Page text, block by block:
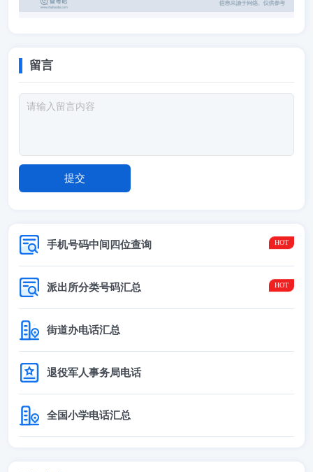
留言
手机号码中间四位查询
派出所分类号码汇总
街道办电话汇总
退役军人事务局电话
全国小学电话汇总